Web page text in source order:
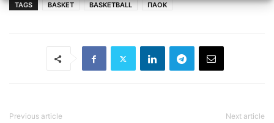
TAGS BASKET BASKETBALL ΠΑΟΚ
Previous article Next article